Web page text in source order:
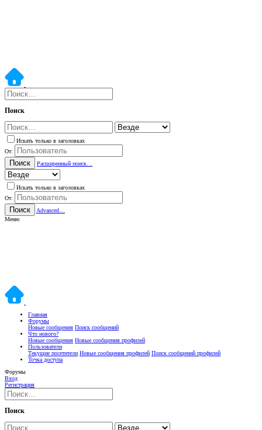
Поиск
Искать только в заголовках
От:
Поиск Расширенный поиск…
Искать только в заголовках
От:
Поиск
Advanced…
Меню
Главная
Форумы
Новые сообщения Поиск сообщений
Что нового?
Новые сообщения Новые сообщения профилей
Пользователи
Текущие посетители Новые сообщения профилей Поиск сообщений профилей
Точка доступа
Форумы
Вход
Регистрация
Поиск